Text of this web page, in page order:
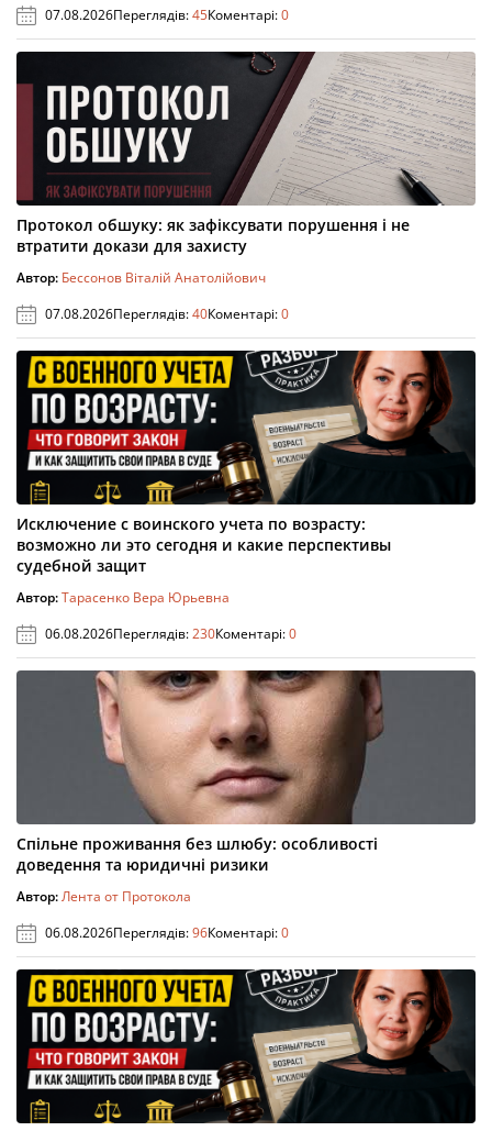
07.08.2026Переглядів:45Коментарі:0
Протокол обшуку: як зафіксувати порушення і не
втратити докази для захисту
Автор: Бессонов Віталій Анатолійович
07.08.2026Переглядів:40Коментарі:0
Исключение с воинского учета по возрасту:
возможно ли это сегодня и какие перспективы
судебной защит
Автор:Тарасенко Вера Юрьевна
06.08.2026Переглядів:230Коментарі:0
Спільне проживання без шлюбу: особливості
доведення та юридичні ризики
Автор:Лента от Протокола
06.08.2026Переглядів:96Коментарі:0